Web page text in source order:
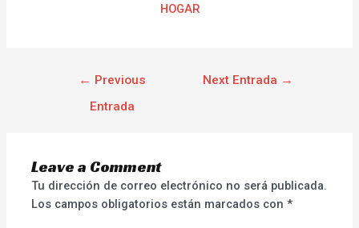
HOGAR
← Previous
Entrada
Next Entrada →
Leave a Comment
Tu dirección de correo electrónico no será publicada.
Los campos obligatorios están marcados con*